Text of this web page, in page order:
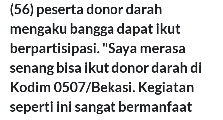
(56) peserta donor darah
mengaku bangga dapat ikut
berpartisipasi. "Saya merasa
senang bisa ikut donor darah di
Kodim 0507/Bekasi. Kegiatan
seperti ini sangat bermanfaat